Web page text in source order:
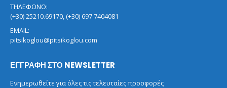
ΤΗΛΕΦΩΝΟ:
(+30) 25210.69170, (+30) 697 7404081
EMAIL:
pitsikoglou@pitsikoglou.com
ΕΓΓΡΑΦΗ ΣΤΟ NEWSLETTER
Ενημερωθείτε για όλες τις τελευταίες προσφορές